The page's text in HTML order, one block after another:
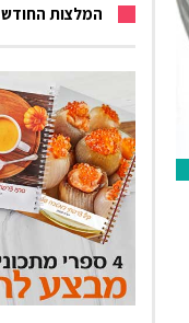
המלצות החודש